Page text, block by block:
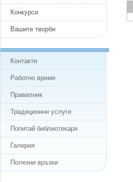
Конкурси
Вашите творби
Контакти
Работно време
Правилник
Традиционни услуги
Попитай библиотекаря
Галерия
Полезни връзки